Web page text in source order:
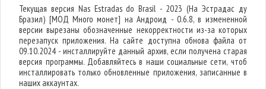
Текущая версия Nas Estradas do Brasil - 2023 (На Эстрадас ду
Бразил) [МОД Много монет] на Андроид - 0.6.8, в измененной
версии вырезаны обозначенные некорректности из-за которых
перезапуск приложения. На сайте доступна обнова файла от
09.10.2024 - инсталлируйте данный архив, если получена старая
версия программы. Добавляйтесь в наши социальные сети, чтоб
инсталлировать только обновленные приложения, записанные в
наших аккаунтах.